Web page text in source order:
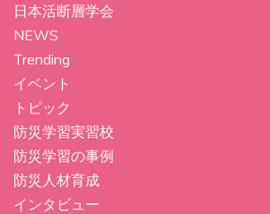
日本活断層学会
NEWS
Trending
イベント
トピック
防災学習実習校
防災学習の事例
防災人材育成
インタビュー